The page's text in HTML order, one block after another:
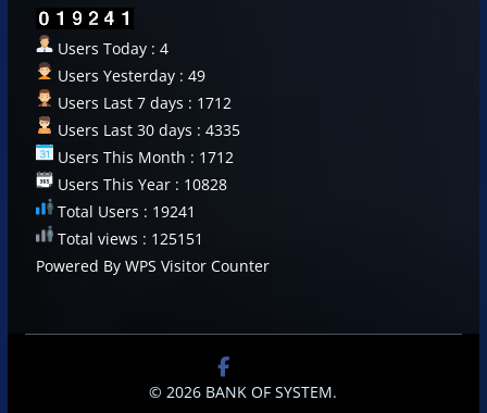
Users Today : 4
Users Yesterday : 49
Users Last 7 days : 1712
Users Last 30 days : 4335
Users This Month : 1712
Users This Year : 10828
Total Users : 19241
Total views : 125151
Powered By WPS Visitor Counter
© 2026 BANK OF SYSTEM.